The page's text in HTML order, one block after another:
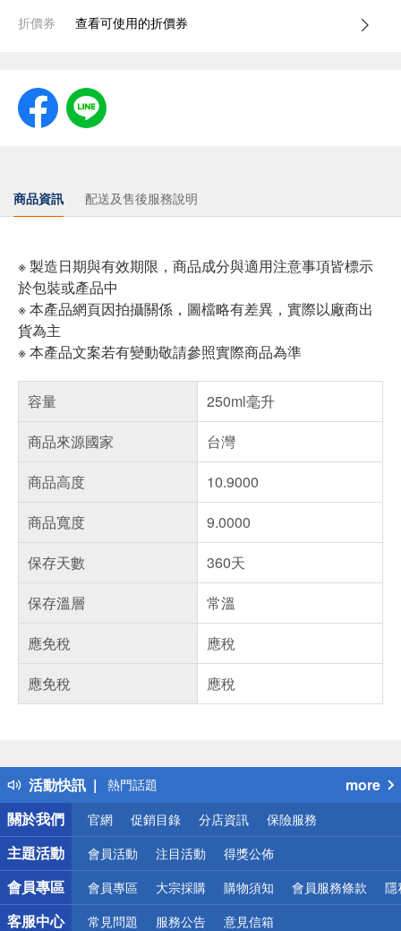
折價券 查看可使用的折價券
商品資訊 配送及售後服務說明
※ 製造日期與有效期限，商品成分與適用注意事項皆標示
於包裝或產品中
※ 本產品網頁因拍攝關係，圖檔略有差異，實際以廠商出
貨為主
※ 本產品文案若有變動敬請參照實際商品為準
容量
250ml毫升
商品來源國家
台灣
商品高度
10.9000
商品寬度
9.0000
保存天數
360天
保存溫層
常溫
應免稅
應稅
應免稅
應稅
活動快訊
得獎公告
熱門話題
銀行優惠
偏遠地區配送
詐騙網頁！請小心！
more
關於我們
官網 促銷目錄 分店資訊 保險服務
主題活動 會員活動 注目活動 得獎公佈
會員專區 會員專區 大宗採購 購物須知 會員服務條款 隱
客服中心 常見問題 服務公告 意見信箱